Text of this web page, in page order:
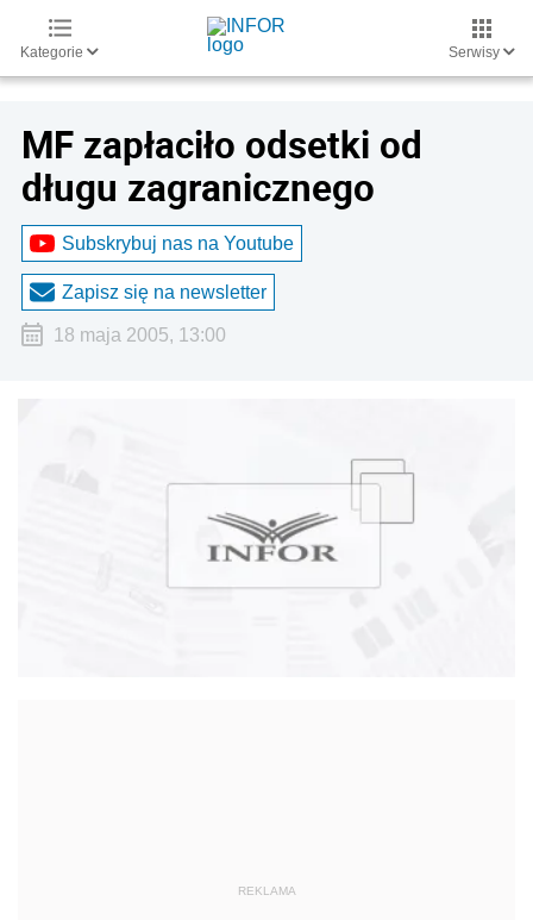
Kategorie Serwisy
MF zapłaciło odsetki od
długu zagranicznego
Subskrybuj nas na Youtube
Zapisz się na newsletter
18 maja 2005, 13:00